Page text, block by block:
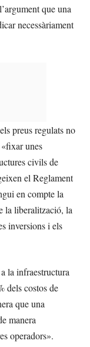
que una
necessàriament
preus regulats no
unes
civils de
el Reglament
en compte la
la liberalització, la
inversions i els
la infraestructura
dels costos de
que una
manera
operadors».